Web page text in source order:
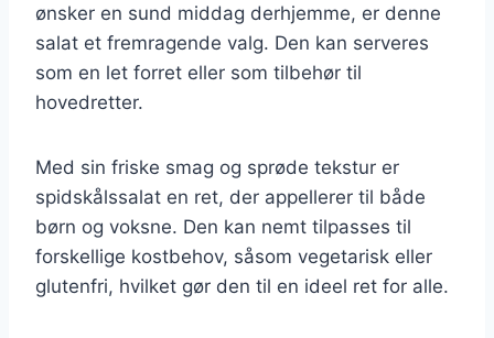
ønsker en sund middag derhjemme, er denne
salat et fremragende valg. Den kan serveres
som en let forret eller som tilbehør til
hovedretter.
Med sin friske smag og sprøde tekstur er
spidskålssalat en ret, der appellerer til både
børn og voksne. Den kan nemt tilpasses til
forskellige kostbehov, såsom vegetarisk eller
glutenfri, hvilket gør den til en ideel ret for alle.